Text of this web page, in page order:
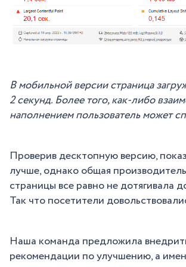
В мобильной версии страница
2 секунд. Более того, как-либо
наполнением пользователь может
Проверив десктопную версию,
лучше, однако общая
страницы все равно не дотягивала
Так что посетители
Наша команда предложила
рекомендации по улучшению, а